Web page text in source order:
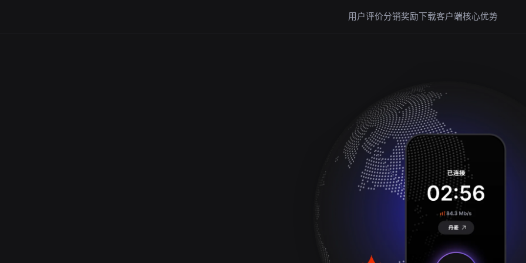
用户评价分销奖励下载客户端核心优势